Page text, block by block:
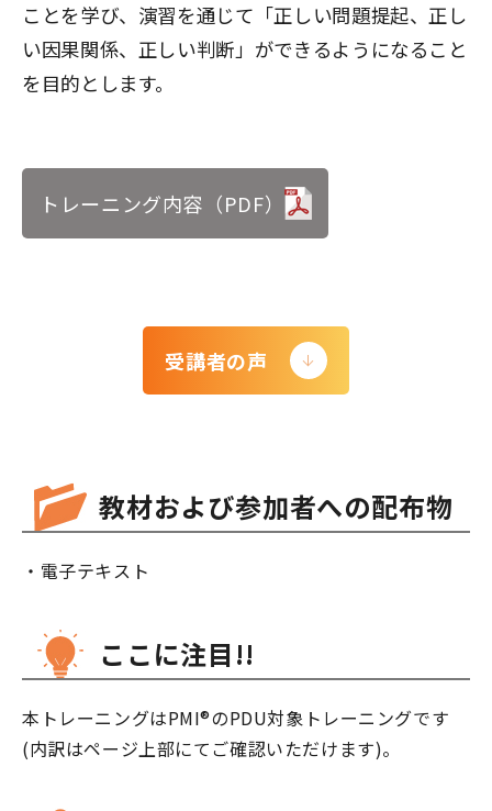
ことを学び、演習を通じて「正しい問題提起、正し
い因果関係、正しい判断」ができるようになること
を目的とします。
トレーニング内容（PDF）
受講者の声
教材および参加者への配布物
・電子テキスト
ここに注目!!
本トレーニングはPMI®のPDU対象トレーニングです
(内訳はページ上部にてご確認いただけます)。